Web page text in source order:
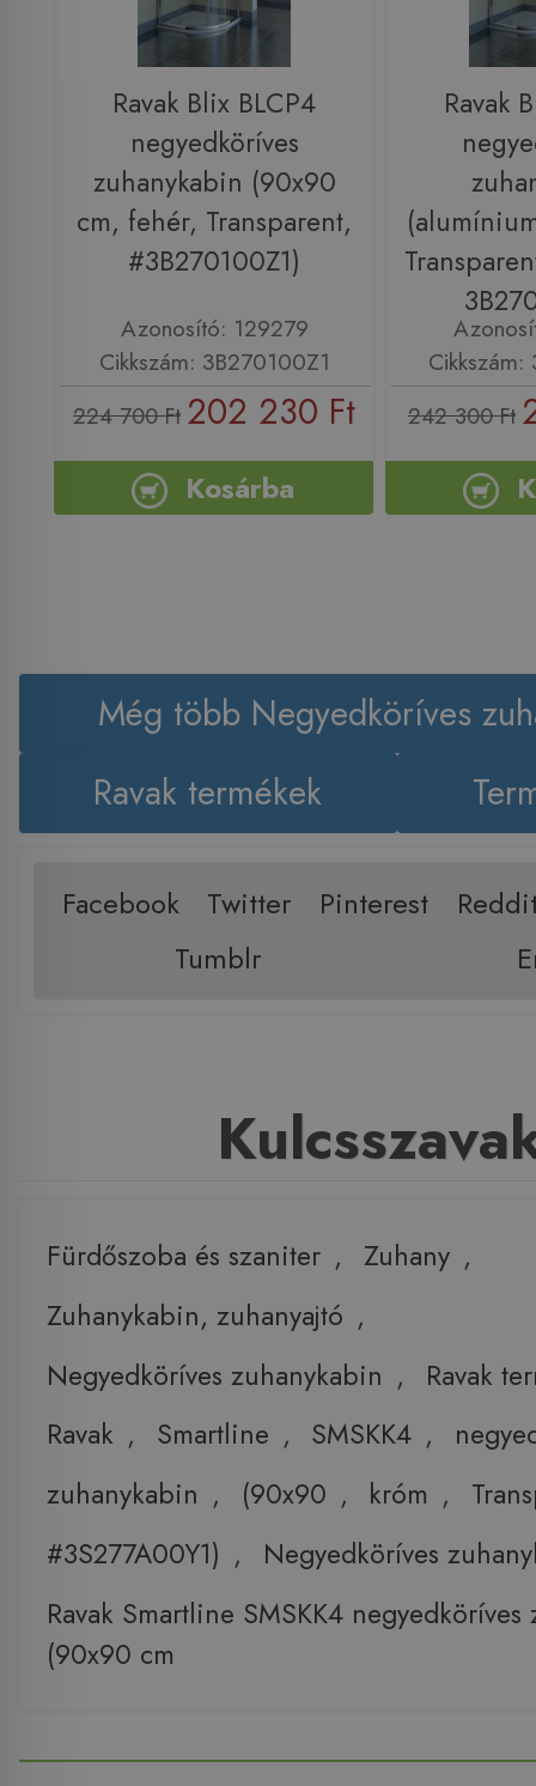
Ravak Blix BLCP4
negyedköríves
zuhanykabin (90x90
cm, fehér, Transparent,
#3B270100Z1)
Azonosító: 129279
Cikkszám: 3B270100Z1
224 700 Ft 202 230 Ft
Kosárba
Ravak
242 300 Ft
Még több Negyedköríves
Ravak termékek
Facebook Twitter Pinterest
Tumblr
Fürdőszoba és szaniter , Zuhany ,
Zuhanykabin, zuhanyajtó ,
Negyedköríves zuhanykabin ,
Ravak
Ravak , Smartline , SMSKK4 ,
zuhanykabin , (90x90 , króm ,
#3S277A00Y1) ,
Negyedköríves
Ravak Smartline SMSKK4
(90x90 cm